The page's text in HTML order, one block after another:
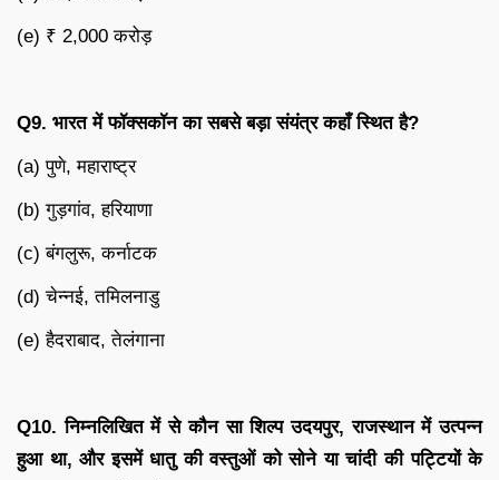
(e) ₹ 2,000 करोड़
Q9. भारत में फॉक्सकॉन का सबसे बड़ा संयंत्र कहाँ स्थित है?
(a) पुणे, महाराष्ट्र
(b) गुड़गांव, हरियाणा
(c) बंगलुरू, कर्नाटक
(d) चेन्नई, तमिलनाडु
(e) हैदराबाद, तेलंगाना
Q10.निम्नलिखित में से कौन सा शिल्प उदयपुर,राजस्थान में उत्पन्न
हुआ था,और इसमें धातु की वस्तुओं को सोने या चांदी की पट्टियों के